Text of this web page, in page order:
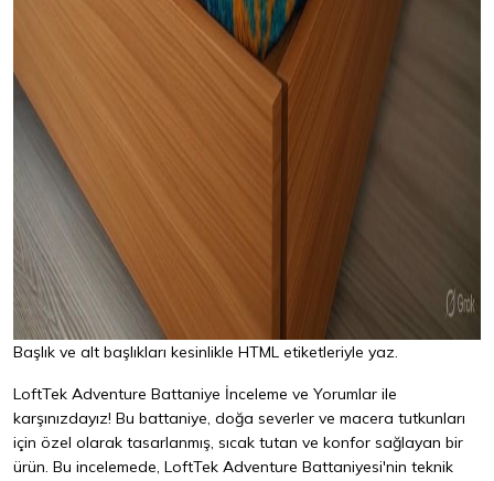
Başlık ve alt başlıkları kesinlikle HTML etiketleriyle yaz.
LoftTek Adventure Battaniye İnceleme ve Yorumlar ile
karşınızdayız! Bu battaniye, doğa severler ve macera tutkunları
için özel olarak tasarlanmış, sıcak tutan ve konfor sağlayan bir
ürün. Bu incelemede, LoftTek Adventure Battaniyesi'nin teknik